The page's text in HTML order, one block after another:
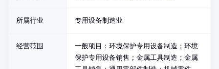
所属行业 专用设备制造业
经营范围
一般项目：环境保护专用设备制造；环境
保护专用设备销售；金属工具制造；金属